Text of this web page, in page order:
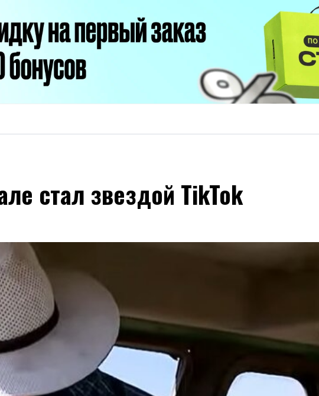
стал звездой TikTok